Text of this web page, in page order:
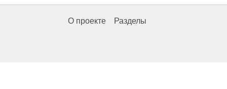
О проекте Разделы